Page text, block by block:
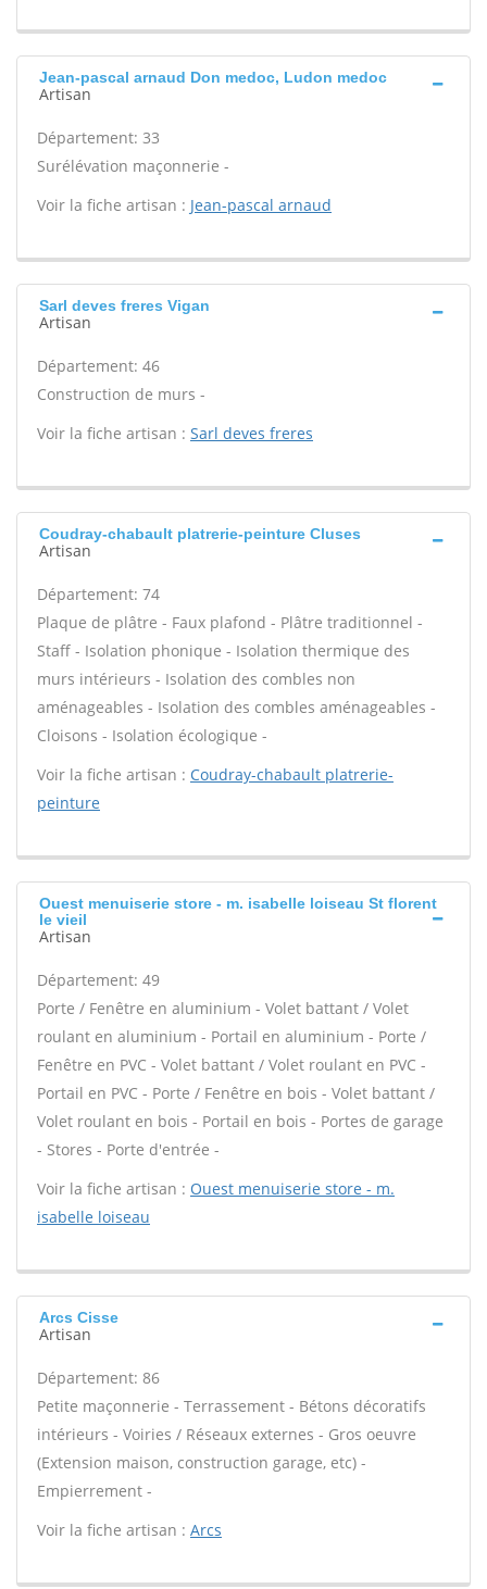
Jean-pascal arnaud Don medoc, Ludon medoc
Artisan
Département: 33
Surélévation maçonnerie -
Voir la fiche artisan : Jean-pascal arnaud
Sarl deves freres Vigan
Artisan
Département: 46
Construction de murs -
Voir la fiche artisan : Sarl deves freres
Coudray-chabault platrerie-peinture Cluses
Artisan
Département: 74
Plaque de plâtre - Faux plafond - Plâtre traditionnel -
Staff - Isolation phonique - Isolation thermique des
murs intérieurs - Isolation des combles non
aménageables - Isolation des combles aménageables -
Cloisons - Isolation écologique -
Voir la fiche artisan : Coudray-chabault platrerie-
peinture
Ouest menuiserie store - m. isabelle loiseau St florent
le vieil
Artisan
Département: 49
Porte / Fenêtre en aluminium - Volet battant / Volet
roulant en aluminium - Portail en aluminium - Porte /
Fenêtre en PVC - Volet battant / Volet roulant en PVC -
Portail en PVC - Porte / Fenêtre en bois - Volet battant /
Volet roulant en bois - Portail en bois - Portes de garage
- Stores - Porte d'entrée -
Voir la fiche artisan : Ouest menuiserie store - m.
isabelle loiseau
Arcs Cisse
Artisan
Département: 86
Petite maçonnerie - Terrassement - Bétons décoratifs
intérieurs - Voiries / Réseaux externes - Gros oeuvre
(Extension maison, construction garage, etc) -
Empierrement -
Voir la fiche artisan : Arcs